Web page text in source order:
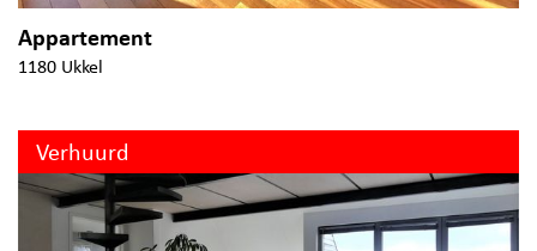
Appartement
1180 Ukkel
Verhuurd